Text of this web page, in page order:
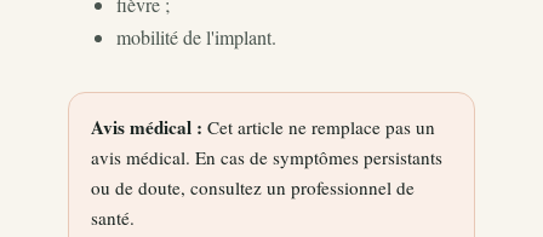
mobilité de l'implant.
Avis médical : Cet article ne remplace pas un
avis médical. En cas de symptômes persistants
ou de doute, consultez un professionnel de
santé.